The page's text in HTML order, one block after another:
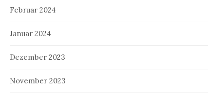
Februar 2024
Januar 2024
Dezember 2023
November 2023